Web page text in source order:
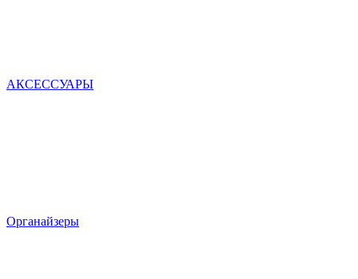
АКСЕССУАРЫ
Органайзеры